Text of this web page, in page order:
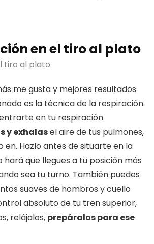
en el tiro al plato
tiro al plato
me gusta y mejores resultados
es la técnica de la respiración.
en tu respiración
y exhalasel aire de tus pulmones,
Hazlo antes de situarte en la
hará que llegues a tu posición más
sea tu turno. También puedes
suaves de hombros y cuello
absoluto de tu tren superior,
relájalos, prepáralos para ese